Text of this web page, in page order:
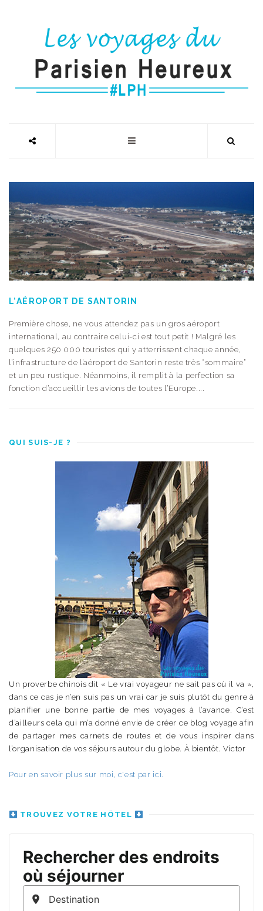
L’AÉROPORT DE SANTORIN
Première chose, ne vous attendez pas un gros aéroport
international, au contraire celui-ci est tout petit ! Malgré les
quelques 250 000 touristes qui y atterrissent chaque année,
l’infrastructure de l’aéroport de Santorin reste très “sommaire”
et un peu rustique. Néanmoins, il remplit à la perfection sa
fonction d’accueillir les avions de toutes l’Europe....
QUI SUIS-JE ?
Un proverbe chinois dit « Le vrai voyageur ne sait pas où il va »,
dans ce cas je n’en suis pas un vrai car je suis plutôt du genre à
planifier une bonne partie de mes voyages à l’avance. C’est
d’ailleurs cela qui m’a donné envie de créer ce blog voyage afin
de partager mes carnets de routes et de vous inspirer dans
l’organisation de vos séjours autour du globe. À bientôt. Victor
Pour en savoir plus sur moi, c'est par ici.
TROUVEZ VOTRE HÔTEL